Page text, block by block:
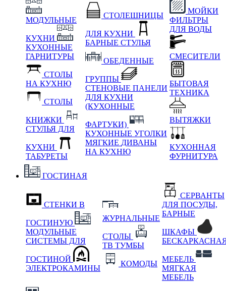
МОДУЛЬНЫЕ
КУХНИ
КУХОННЫЕ
ГАРНИТУРЫ
СТОЛЫ
НА КУХНЮ
СТОЛЫ
КНИЖКИ
СТУЛЬЯ ДЛЯ
КУХНИ
ТАБУРЕТЫ
СТОЛЕШНИЦЫ
ДЛЯ КУХНИ
БАРНЫЕ СТУЛЬЯ
ОБЕДЕННЫЕ
ГРУППЫ
СТЕНОВЫЕ ПАНЕЛИ
ДЛЯ КУХНИ
(КУХОННЫЕ
ФАРТУКИ)
КУХОННЫЕ УГОЛКИ
МЯГКИЕ ДИВАНЫ
НА КУХНЮ
МОЙКИ
ФИЛЬТРЫ
ДЛЯ ВОДЫ
СМЕСИТЕЛИ
БЫТОВАЯ
ТЕХНИКА
ВЫТЯЖКИ
КУХОННАЯ
ФУРНИТУРА
ГОСТИНАЯ
СТЕНКИ В
ГОСТИНУЮ
МОДУЛЬНЫЕ
СИСТЕМЫ ДЛЯ
ГОСТИНОЙ
ЭЛЕКТРОКАМИНЫ
ЖУРНАЛЬНЫЕ
СТОЛЫ
ТВ ТУМБЫ
КОМОДЫ
СЕРВАНТЫ
ДЛЯ ПОСУДЫ,
БАРНЫЕ
ШКАФЫ
МЕБЕЛЬ
МЯГКАЯ
МЕБЕЛЬ